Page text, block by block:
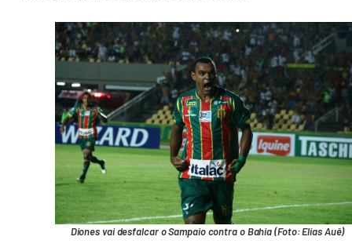
Diones vai desfalcar o Sampaio contra o Bahia (Foto: Elias Auê)